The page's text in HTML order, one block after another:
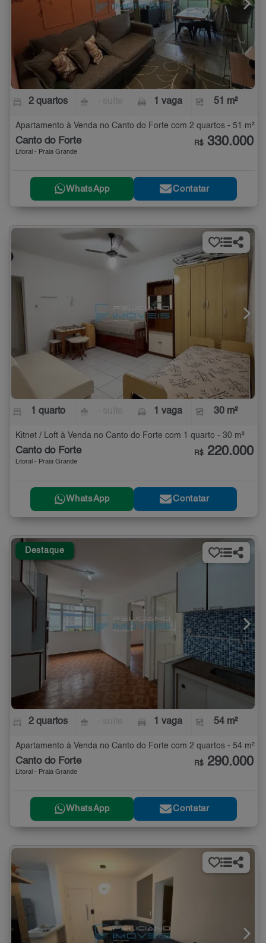
2 quartos 1 vaga 51 m²
Apartamento à Venda no Canto do Forte com 2 quartos - 51 m²
Canto do Forte
Litoral - Praia Grande
R$ 330.000
WhatsApp Contatar
1 quarto 1 vaga 30 m²
Kitnet / Loft à Venda no Canto do Forte com 1 quarto - 30 m²
Canto do Forte
Litoral - Praia Grande
R$ 220.000
WhatsApp Contatar
Destaque
2 quartos 1 vaga 54 m²
Apartamento à Venda no Canto do Forte com 2 quartos - 54 m²
Canto do Forte
Litoral - Praia Grande
R$ 290.000
WhatsApp Contatar